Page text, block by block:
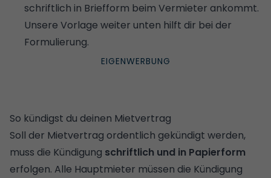
schriftlich in Briefform beim Vermieter ankommt.
Unsere Vorlage weiter unten hilft dir bei der
Formulierung.
So kündigst du deinen Mietvertrag
Soll der Mietvertrag ordentlich gekündigt werden,
muss die Kündigung schriftlich und in Papierform
erfolgen. Alle Hauptmieter müssen die Kündigung